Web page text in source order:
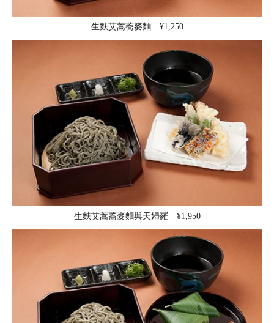
生麩艾蒿蕎麥麵 ¥1,250
生麩艾蒿蕎麥麵與天婦羅 ¥1,950